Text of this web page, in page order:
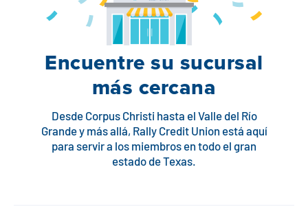
Calculadoras
Expertos a domicilio
Preguntas frecuentes
Expertos en banca de empresas
Preguntas frecuentes
Noticias de los miembros
Medios de comunicación
Formularios
Explorar la banca digital
Smart Card
Banco por teléfono
Póngase en contacto con
Carreras profesionales
Afiliación
Encuentre su sucursal
más cercana
Desde Corpus Christi hasta el Valle del Río
Grande y más allá, Rally Credit Union está aquí
para servir a los miembros en todo el gran
estado de Texas.